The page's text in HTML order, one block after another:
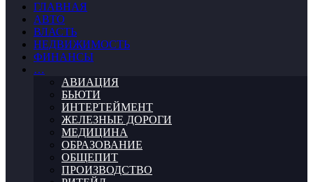
ГЛАВНАЯ
АВТО
ВЛАСТЬ
НЕДВИЖИМОСТЬ
ФИНАНСЫ
…
АВИАЦИЯ
БЬЮТИ
ИНТЕРТЕЙМЕНТ
ЖЕЛЕЗНЫЕ ДОРОГИ
МЕДИЦИНА
ОБРАЗОВАНИЕ
ОБЩЕПИТ
ПРОИЗВОДСТВО